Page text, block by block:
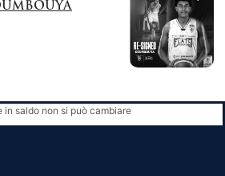
in saldo non si può cambiare